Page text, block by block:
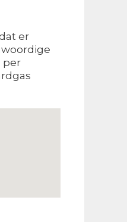
er
per